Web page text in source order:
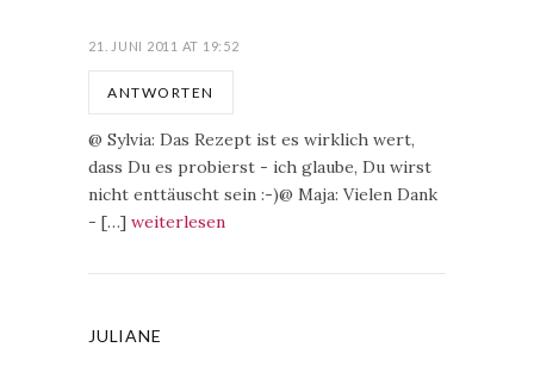
21. JUNI 2011 AT 19:52
ANTWORTEN
@ Sylvia: Das Rezept ist es wirklich wert,
dass Du es probierst - ich glaube, Du wirst
nicht enttäuscht sein :-)@ Maja: Vielen Dank
- […] weiterlesen
JULIANE